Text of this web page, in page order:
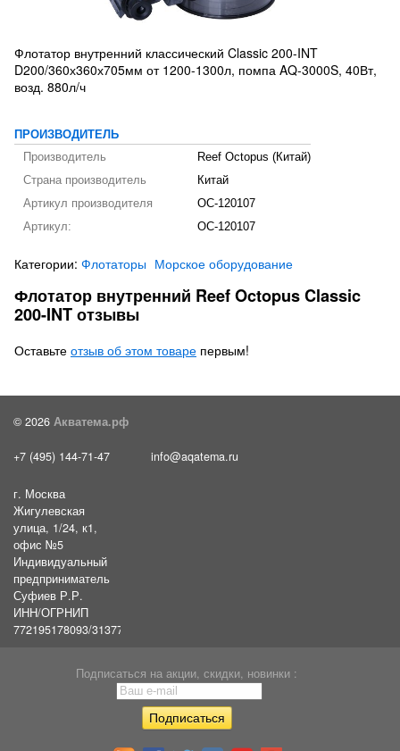
Флотатор внутренний классический Classic 200-INT
D200/360х360х705мм от 1200-1300л, помпа AQ-3000S, 40Вт,
возд. 880л/ч
ПРОИЗВОДИТЕЛЬ
Производитель
Reef Octopus (Китай)
Страна производитель
Китай
Артикул производителя
OC-120107
Артикул:
OC-120107
Категории: Флотаторы Морское оборудование
Флотатор внутренний Reef Octopus Classic
200-INT отзывы
Оставьте отзыв об этом товаре первым!
© 2026 Акватема.рф
+7 (495) 144-71-47 info@aqatema.ru
г. Москва
Жигулевская
улица, 1/24, к1,
офис №5
Индивидуальный
предприниматель
Суфиев Р.Р.
ИНН/ОГРНИП
772195178093/31377461610054
Подписаться на акции, скидки, новинки :